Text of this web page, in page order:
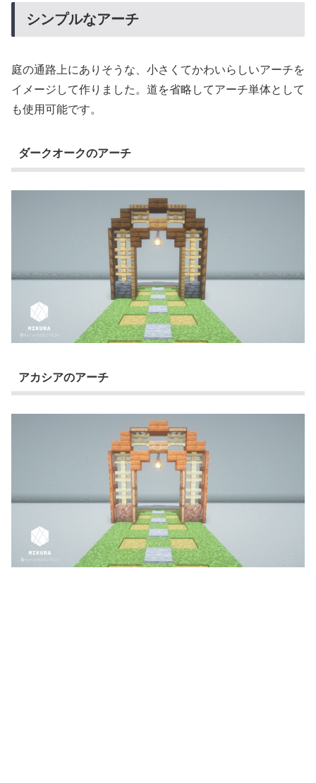
シンプルなアーチ
庭の通路上にありそうな、小さくてかわいらしいアーチを
イメージして作りました。道を省略してアーチ単体として
も使用可能です。
ダークオークのアーチ
アカシアのアーチ